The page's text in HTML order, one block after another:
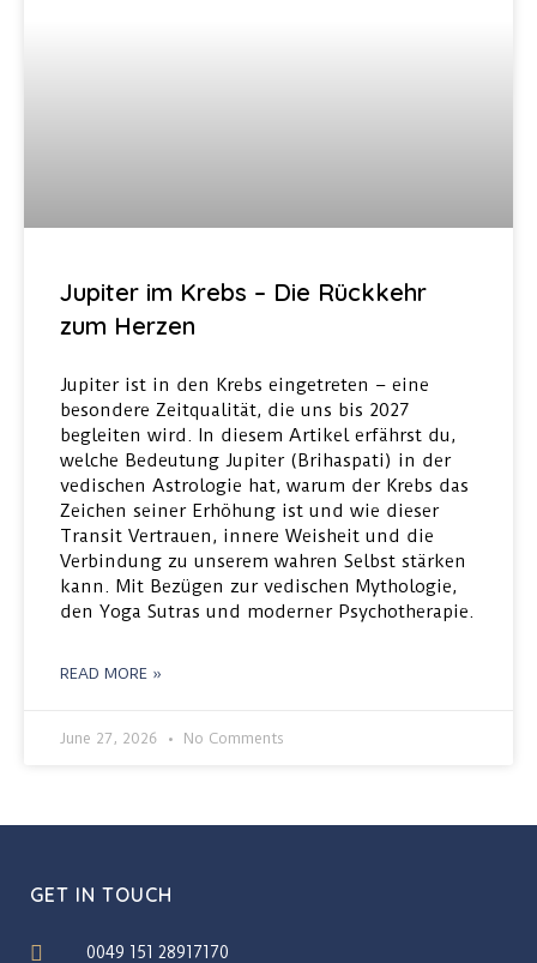
Jupiter im Krebs – Die Rückkehr
zum Herzen
Jupiter ist in den Krebs eingetreten – eine
besondere Zeitqualität, die uns bis 2027
begleiten wird. In diesem Artikel erfährst du,
welche Bedeutung Jupiter (Brihaspati) in der
vedischen Astrologie hat, warum der Krebs das
Zeichen seiner Erhöhung ist und wie dieser
Transit Vertrauen, innere Weisheit und die
Verbindung zu unserem wahren Selbst stärken
kann. Mit Bezügen zur vedischen Mythologie,
den Yoga Sutras und moderner Psychotherapie.
READ MORE »
June 27, 2026 No Comments
GET IN TOUCH
0049 151 28917170